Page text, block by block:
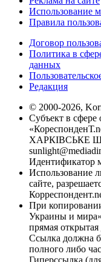
Использование
Правила
Договор
Политика в
данных
Редакция
© 2000-2026,
Субъект в
ХАРКІВСЬКЕ
Идентификатор
Использование
сайте,
При
Украины и
прямая
Ссылка должна
полного либо